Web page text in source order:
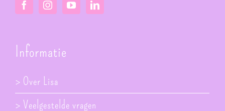
Informatie
> Over Lisa
> Veelgestelde vragen